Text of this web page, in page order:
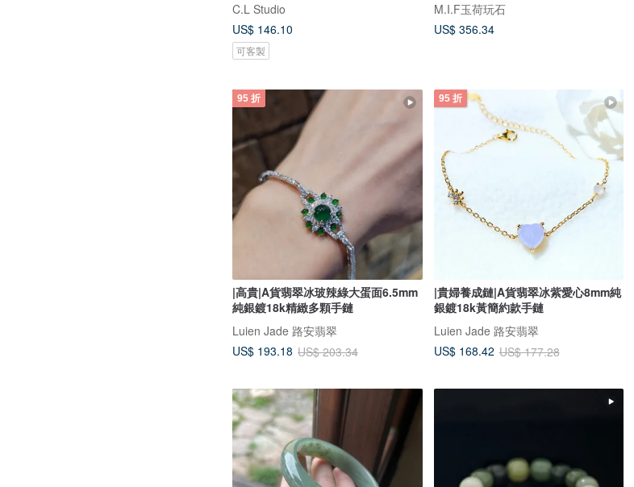
C.L Studio
US$ 146.10
可客製
M.I.F玉荷玩石
US$ 356.34
95 折
|高貴|A貨翡翠冰玻辣綠大蛋面6.5mm
純銀鍍18k精緻多顆手鏈
Luien Jade 路安翡翠
US$ 193.18 US$ 203.34
95 折
|貴婦養成鏈|A貨翡翠冰紫愛心8mm純
銀鍍18k黃簡約款手鏈
Luien Jade 路安翡翠
US$ 168.42 US$ 177.28